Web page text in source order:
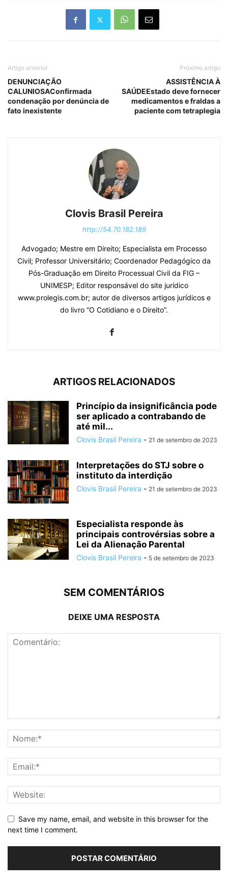
Artigo anterior
DENUNCIAÇÃO
CALUNIOSAConfirmada
condenação por denúncia de
fato inexistente
Próximo artigo
ASSISTÊNCIA À
SAÚDEEstado deve fornecer
medicamentos e fraldas a
paciente com tetraplegia
Clovis Brasil Pereira
http://54.70.182.189
Advogado; Mestre em Direito; Especialista em Processo
Civil; Professor Universitário; Coordenador Pedagógico da
Pós-Graduação em Direito Processual Civil da FIG –
UNIMESP; Editor responsável do site jurídico
www.prolegis.com.br; autor de diversos artigos jurídicos e
do livro “O Cotidiano e o Direito”.
ARTIGOS RELACIONADOS
Princípio da insignificância pode
ser aplicado a contrabando de
até mil...
Clovis Brasil Pereira - 21 de setembro de 2023
Interpretações do STJ sobre o
instituto da interdição
Clovis Brasil Pereira - 21 de setembro de 2023
Especialista responde às
principais controvérsias sobre a
Lei da Alienação Parental
Clovis Brasil Pereira - 5 de setembro de 2023
SEM COMENTÁRIOS
DEIXE UMA RESPOSTA
Save my name, email, and website in this browser for the
next time I comment.